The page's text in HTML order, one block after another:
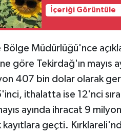
İçeriği Görüntüle
Müdürlüğü'nce
göre Tekirdağ'ın mayıs
407 bin dolar olarak
ithalatta ise 12'nci
ayında ihracat 9
kayıtlara geçti.